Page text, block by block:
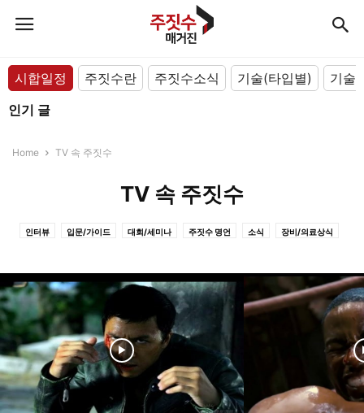
시합일정 주짓수란 주짓수소식 기술(타입별)
기술
인기 글
Home TV 속 주짓수
TV 속 주짓수
인터뷰 입문/가이드 대회/세미나 주짓수 명언 소식 장비/의료상식
주짓수란